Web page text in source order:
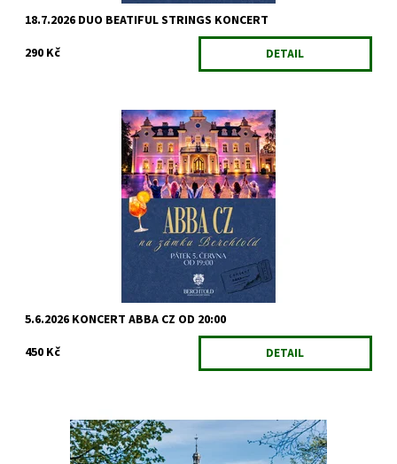
18.7.2026 DUO BEATIFUL STRINGS KONCERT
290 Kč
DETAIL
ONLINE PŘEDPRODEJ UKONČEN - VSTUPENKU SI MŮŽETE KOUPIT
NA MÍSTĚ, POKLADNY BUDOU OTEVŘENÉ OD 17:00 ...
5.6.2026 KONCERT ABBA CZ OD 20:00
450 Kč
DETAIL
Skvělý dárek pro Vaše obchodní partnery nebo rodinu!
Zvýhodněná cena při platbě online kartou.